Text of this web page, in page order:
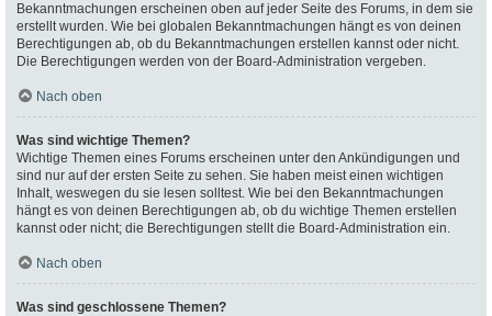
Bekanntmachungen erscheinen oben auf jeder Seite des Forums, in dem sie
erstellt wurden. Wie bei globalen Bekanntmachungen hängt es von deinen
Berechtigungen ab, ob du Bekanntmachungen erstellen kannst oder nicht.
Die Berechtigungen werden von der Board-Administration vergeben.
Nach oben
Was sind wichtige Themen?
Wichtige Themen eines Forums erscheinen unter den Ankündigungen und
sind nur auf der ersten Seite zu sehen. Sie haben meist einen wichtigen
Inhalt, weswegen du sie lesen solltest. Wie bei den Bekanntmachungen
hängt es von deinen Berechtigungen ab, ob du wichtige Themen erstellen
kannst oder nicht; die Berechtigungen stellt die Board-Administration ein.
Nach oben
Was sind geschlossene Themen?